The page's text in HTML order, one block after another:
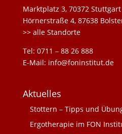
Marktplatz 3, 70372 Stuttgart
Hörnerstraße 4, 87638
>> alle Standorte
Tel: 0711 – 88 26 888
E-Mail: info@foninstitut.de
Aktuelles
Stottern – Tipps und
Ergotherapie im FON